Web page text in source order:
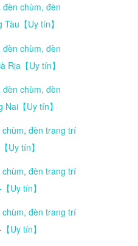
chùm, đèn
【Uy tín】
chùm, đèn
Rịa【Uy tín】
chùm, đèn
【Uy tín】
đèn trang trí
Uy tín】
đèn trang trí
Uy tín】
đèn trang trí
Uy tín】